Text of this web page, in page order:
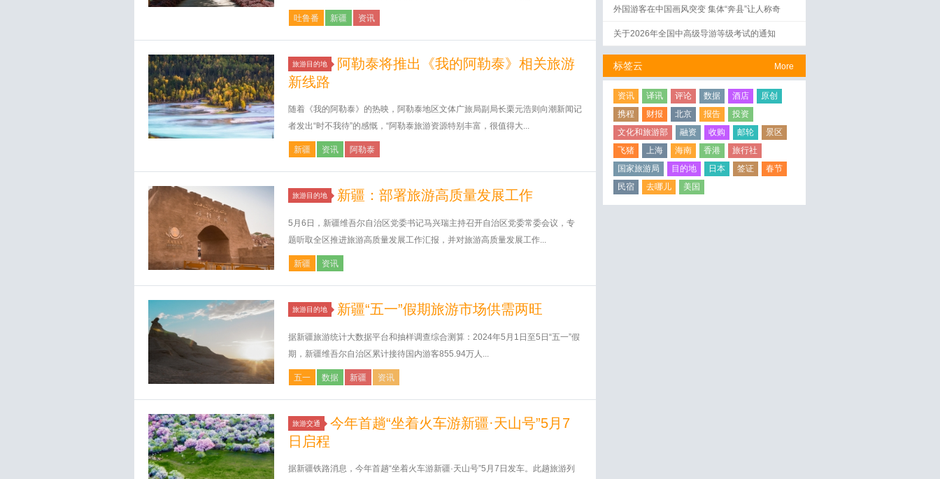
吐鲁番 新疆 资讯
旅游目的地
阿勒泰将推出《我的阿勒泰》相关旅游
新线路
随着《我的阿勒泰》的热映，阿勒泰地区文体广旅局副局长栗元浩则向潮新闻记
者发出“时不我待”的感慨，“阿勒泰旅游资源特别丰富，很值得大...
新疆 资讯 阿勒泰
旅游目的地 新疆：部署旅游高质量发展工作
5月6日，新疆维吾尔自治区党委书记马兴瑞主持召开自治区党委常委会议，专
题听取全区推进旅游高质量发展工作汇报，并对旅游高质量发展工作...
新疆 资讯
旅游目的地 新疆“五一”假期旅游市场供需两旺
据新疆旅游统计大数据平台和抽样调查综合测算：2024年5月1日至5日“五一”假
期，新疆维吾尔自治区累计接待国内游客855.94万人...
五一 数据 新疆 资讯
旅游交通
今年首趟“坐着火车游新疆·天山号”5月7
日启程
据新疆铁路消息，今年首趟“坐着火车游新疆·天山号”5月7日发车。此趟旅游列
外国游客在中国画风突变 集体“奔县”让人称奇
关于2026年全国中高级导游等级考试的通知
More
标签云
资讯 译讯 评论 数据 酒店
原创
携程
财报 北京 报告
投资
文化和旅游部
融资 收购 邮轮
景区
飞猪
上海 海南 香港
旅行社
国家旅游局
目的地 日本 签证
春节
民宿
去哪儿 美国